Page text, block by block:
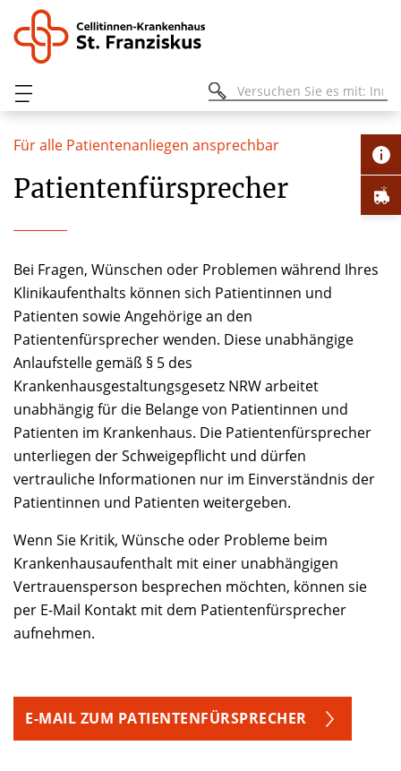
Für alle Patientenanliegen ansprechbar
Patientenfürsprecher
Bei Fragen, Wünschen oder Problemen während Ihres
Klinikaufenthalts können sich Patientinnen und
Patienten sowie Angehörige an den
Patientenfürsprecher wenden. Diese unabhängige
Anlaufstelle gemäß § 5 des
Krankenhausgestaltungsgesetz NRW arbeitet
unabhängig für die Belange von Patientinnen und
Patienten im Krankenhaus. Die Patientenfürsprecher
unterliegen der Schweigepflicht und dürfen
vertrauliche Informationen nur im Einverständnis der
Patientinnen und Patienten weitergeben.
Wenn Sie Kritik, Wünsche oder Probleme beim
Krankenhausaufenthalt mit einer unabhängigen
Vertrauensperson besprechen möchten, können sie
per E-Mail Kontakt mit dem Patientenfürsprecher
aufnehmen.
E-MAIL ZUM PATIENTENFÜRSPRECHER